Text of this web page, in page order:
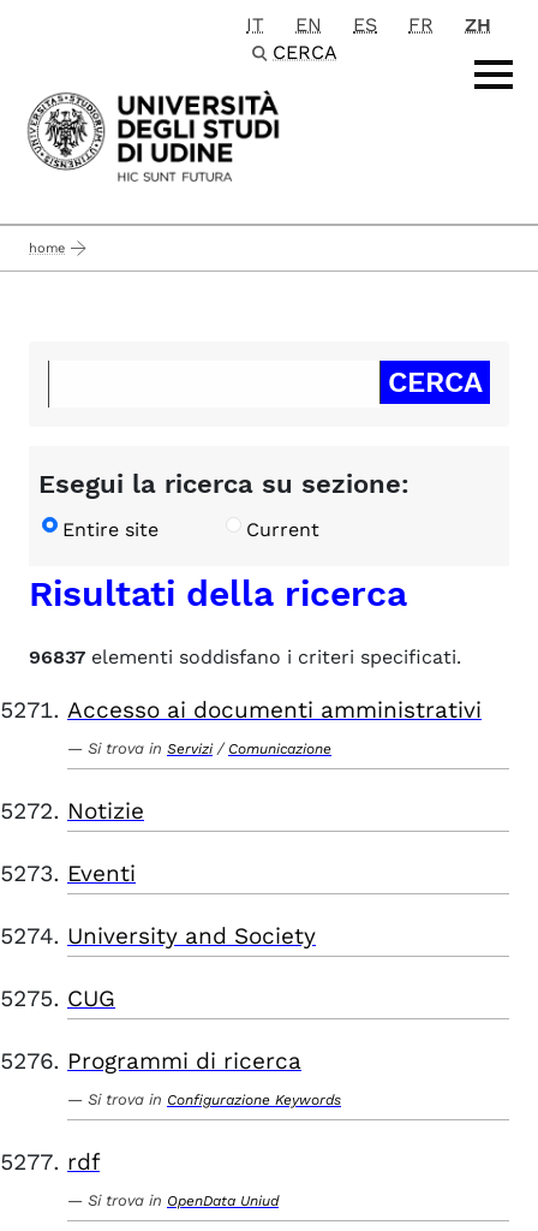
Passa al contenuto principale
IT EN ES FR
ZH
CERCA
home
Esegui la ricerca su sezione:
Entire site Current
Risultati della ricerca
96837 elementi soddisfano i criteri specificati.
Accesso ai documenti amministrativi
Si trova in Servizi / Comunicazione
Notizie
Eventi
University and Society
CUG
Programmi di ricerca
Si trova in Configurazione Keywords
rdf
Si trova in OpenData Uniud